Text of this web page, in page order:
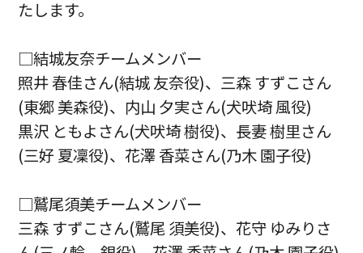
たします。
□結城友奈チームメンバー
照井 春佳さん(結城 友奈役)、三森 すずこさん
(東郷 美森役)、内山 夕実さん(犬吠埼 風役)
黒沢 ともよさん(犬吠埼 樹役)、長妻 樹里さん
(三好 夏凜役)、花澤 香菜さん(乃木 園子役)
□鷲尾須美チームメンバー
三森 すずこさん(鷲尾 須美役)、花守 ゆみりさ